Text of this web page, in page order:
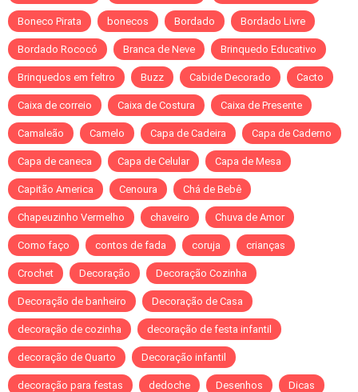
Boneco Pirata bonecos Bordado Bordado Livre
Bordado Rococó Branca de Neve Brinquedo Educativo
Brinquedos em feltro Buzz Cabide Decorado Cacto
Caixa de correio Caixa de Costura Caixa de Presente
Camaleão Camelo Capa de Cadeira Capa de Caderno
Capa de caneca Capa de Celular Capa de Mesa
Capitão America Cenoura Chá de Bebê
Chapeuzinho Vermelho chaveiro Chuva de Amor
Como faço contos de fada coruja crianças
Crochet Decoração Decoração Cozinha
Decoração de banheiro Decoração de Casa
decoração de cozinha decoração de festa infantil
decoração de Quarto Decoração infantil
decoração para festas dedoche Desenhos Dicas